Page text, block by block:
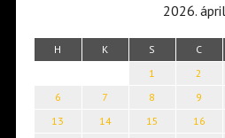
2026.
H K S C
1 2
6
7 8 9
13
14 15 16